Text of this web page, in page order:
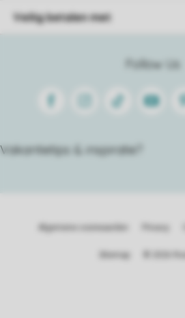
Follow Us
FacebookInstagram
Tiktok Youtube
Vakantietips & inspiratie?
Veilig betalen met